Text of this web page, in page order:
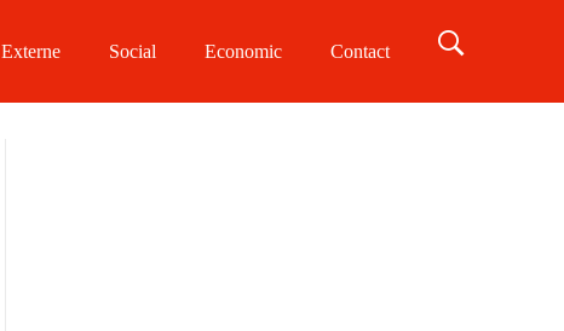
Externe Social Economic Contact